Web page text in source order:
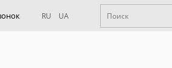
RU UA